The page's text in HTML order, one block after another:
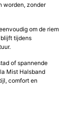
worden, zonder
om de riem
tijdens
of spannende
Mist Halsband
comfort en